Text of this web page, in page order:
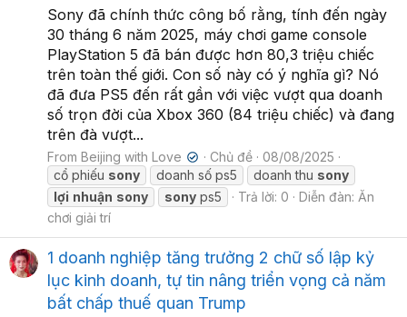
Sony đã chính thức công bố rằng, tính đến ngày
30 tháng 6 năm 2025, máy chơi game console
PlayStation 5 đã bán được hơn 80,3 triệu chiếc
trên toàn thế giới. Con số này có ý nghĩa gì? Nó
đã đưa PS5 đến rất gần với việc vượt qua doanh
số trọn đời của Xbox 360 (84 triệu chiếc) và đang
trên đà vượt...
From Beijing with Love ✔ Chủ đề
08/08/2025
cổ phiếu sony doanh số ps5 doanh thu sony
lợi nhuận sony sony ps5 Trả lời: 0 Diễn đàn: Ăn
chơi giải trí
1 doanh nghiệp tăng trưởng 2 chữ số lập kỷ
lục kinh doanh, tự tin nâng triển vọng cả năm
bất chấp thuế quan Trump